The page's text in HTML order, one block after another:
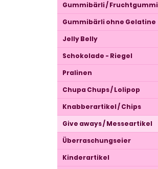
Gummibärli / Fruchtgummi
Gummibärli ohne Gelatine
Jelly Belly
Schokolade - Riegel
Pralinen
Chupa Chups / Lolipop
Knabberartikel / Chips
Give aways / Messeartikel
Überraschungseier
Kinderartikel